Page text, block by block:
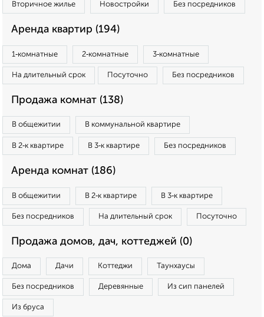
Вторичное жилье Новостройки Без посредников
Аренда квартир (194)
1‑комнатные 2‑комнатные 3‑комнатные
На длительный срок Посуточно Без посредников
Продажа комнат (138)
В общежитии В коммунальной квартире
В 2‑к квартире В 3‑к квартире Без посредников
Аренда комнат (186)
В общежитии В 2‑к квартире В 3‑к квартире
Без посредников На длительный срок Посуточно
Продажа домов, дач, коттеджей (0)
Дома Дачи Коттеджи Таунхаусы
Без посредников Деревянные Из сип панелей
Из бруса